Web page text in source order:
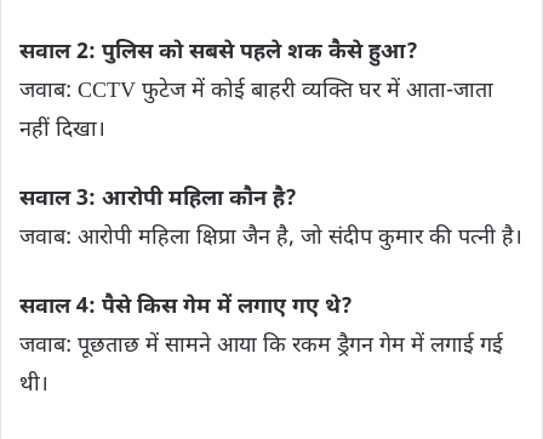
सवाल 2: पुलिस को सबसे पहले शक कैसे हुआ?
जवाब: CCTV फुटेज में कोई बाहरी व्यक्ति घर में आता-जाता
नहीं दिखा।
सवाल 3: आरोपी महिला कौन है?
जवाब: आरोपी महिला क्षिप्रा जैन है, जो संदीप कुमार की पत्नी है।
सवाल 4: पैसे किस गेम में लगाए गए थे?
जवाब: पूछताछ में सामने आया कि रकम ड्रैगन गेम में लगाई गई
थी।